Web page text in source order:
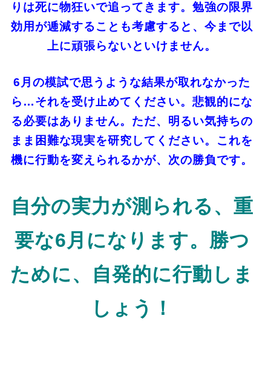
りは死に物狂いで追ってきます。勉強の限界
効用が逓減することも考慮すると、今まで以
上に頑張らないといけません。
6月の模試で思うような結果が取れなかった
ら…それを受け止めてください。悲観的にな
る必要はありません。ただ、明るい気持ちの
まま困難な現実を研究してください。これを
機に行動を変えられるかが、次の勝負です。
自分の実力が測られる、重
要な6月になります。勝つ
ために、自発的に行動しま
しょう！